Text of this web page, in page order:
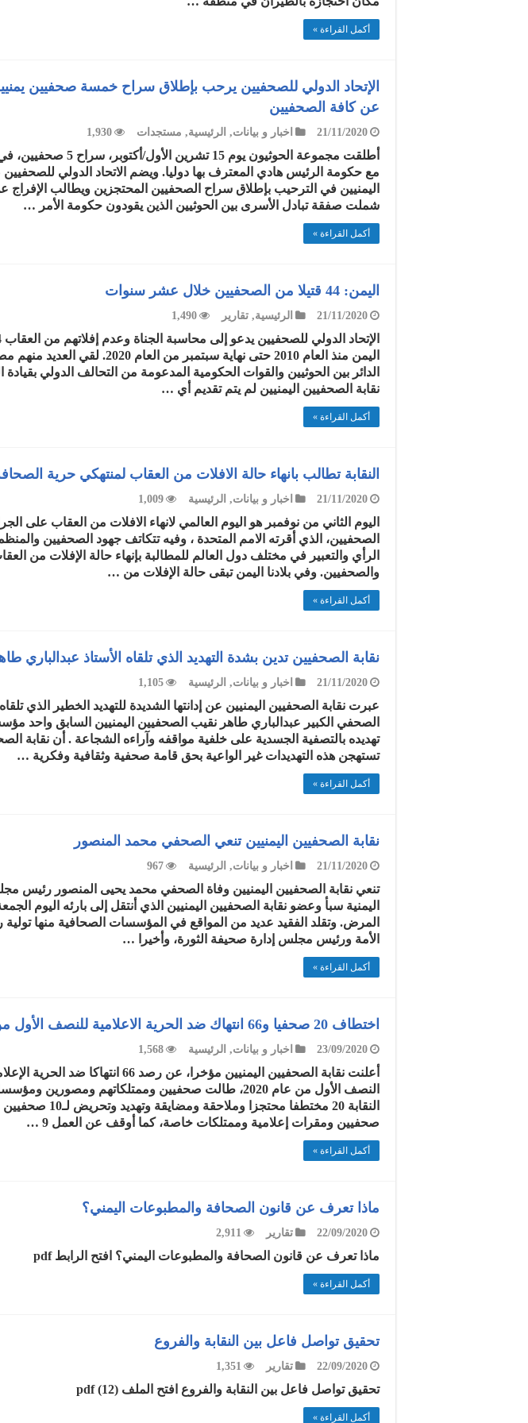
أكمل القراءة »
الإتحاد الدولي للصحفيين يرحب بإطلاق سراح خمسة صحفيين
عن كافة الصحفيين
21/11/2020 اخبار و بيانات, الرئيسية, مستجدات 1,930
أطلقت مجموعة الحوثيون يوم 15
مع حكومة الرئيس هادي المعترف بها دوليا. ويضم الاتحاد الدولي للصحفيين
اليمنيين في الترحيب بإطلاق سراح الصحفيين المحتجزين ويطالب الإفراج
شملت صفقة تبادل الأسرى بين الحوثيين الذين يقودون حكومة الأمر …
أكمل القراءة »
اليمن: 44 قتيلا من الصحفيين خلال عشر سنوات
21/11/2020 الرئيسية, تقارير 1,490
اليمن منذ العام 2010 حتى نهاية سبتمبر من
الدائر بين الحوثيين والقوات الحكومية المدعومة من التحالف الدولي
نقابة الصحفيين اليمنيين لم يتم تقديم أي …
أكمل القراءة »
النقابة تطالب بانهاء حالة الافلات من العقاب لمنتهكي حرية
21/11/2020 اخبار و بيانات, الرئيسية 1,009
اليوم الثاني من نوفمبر هو اليوم العالمي لانهاء الافلات من العقاب على
الصحفيين، الذي أقرته الامم المتحدة ، وفيه تتكاتف جهود الصحفيين
الرأي والتعبير في مختلف دول العالم للمطالبة بإنهاء حالة الإفلات من
والصحفيين. وفي بلادنا اليمن تبقى حالة الإفلات من …
أكمل القراءة »
نقابة الصحفيين تدين بشدة التهديد الذي تلقاه الأستاذ عبدالباري
21/11/2020 اخبار و بيانات, الرئيسية 1,105
عبرت نقابة الصحفيين اليمنيين عن إدانتها الشديدة للتهديد الخطير الذي
الصحفي الكبير عبدالباري طاهر نقيب الصحفيين اليمنيين السابق واحد
تهديده بالتصفية الجسدية على خلفية مواقفه وآراءه الشجاعة . أن نقابة
تستهجن هذه التهديدات غير الواعية بحق قامة صحفية وثقافية وفكرية …
أكمل القراءة »
نقابة الصحفيين اليمنيين تنعي الصحفي محمد المنصور
21/11/2020 اخبار و بيانات, الرئيسية 967
تنعي نقابة الصحفيين اليمنيين وفاة الصحفي محمد يحيى المنصور رئيس مجلس
اليمنية سبأ وعضو نقابة الصحفيين اليمنيين الذي أنتقل إلى بارئه اليوم
المرض. وتقلد الفقيد عديد من المواقع في المؤسسات الصحافية منها
الأمة ورئيس مجلس إدارة صحيفة الثورة، وأخيرا …
أكمل القراءة »
اختطاف 20 صحفيا و66 انتهاك ضد الحرية الاعلامية للنصف الأول من 2020
23/09/2020 اخبار و بيانات, الرئيسية 1,568
أعلنت نقابة الصحفيين اليمنيين مؤخرا، عن رصد 66
النصف الأول من عام 2020، طالت صحفيين وممتلكاتهم
صحفيين ومقرات إعلامية وممتلكات خاصة، كما أوقف عن العمل 9 …
أكمل القراءة »
ماذا تعرف عن قانون الصحافة والمطبوعات اليمني؟
22/09/2020 تقارير 2,911
ماذا تعرف عن قانون الصحافة والمطبوعات اليمني؟ افتح الرابط pdf
أكمل القراءة »
تحقيق تواصل فاعل بين النقابة والفروع
22/09/2020 تقارير 1,351
تحقيق تواصل فاعل بين النقابة والفروع افتح الملف pdf (12)
أكمل القراءة »